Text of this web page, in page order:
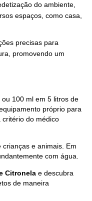
do ambiente,
espaços, como casa,
precisas para
promovendo um
100 ml em 5 litros de
próprio para
do médico
e animais. Em
com água.
Citronela e descubra
de maneira